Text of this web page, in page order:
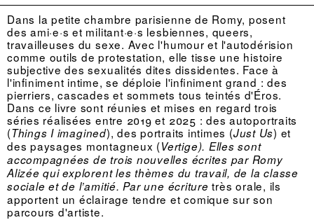
Dans la petite chambre parisienne de Romy, posent
des ami·e·s et militant·e·s lesbiennes, queers,
travailleuses du sexe. Avec l'humour et l'autodérision
comme outils de protestation, elle tisse une histoire
subjective des sexualités dites dissidentes. Face à
l'infiniment intime, se déploie l'infiniment grand : des
pierriers, cascades et sommets tous teintés d'Éros.
Dans ce livre sont réunies et mises en regard trois
séries réalisées entre 2019 et 2025 : des autoportraits
(Things I imagined), des portraits intimes (Just Us) et
des paysages montagneux (Vertige). Elles sont
accompagnées de trois nouvelles écrites par Romy
Alizée qui explorent les thèmes du travail, de la classe
sociale et de l’amitié. Par une écriture très orale, ils
apportent un éclairage tendre et comique sur son
parcours d'artiste.